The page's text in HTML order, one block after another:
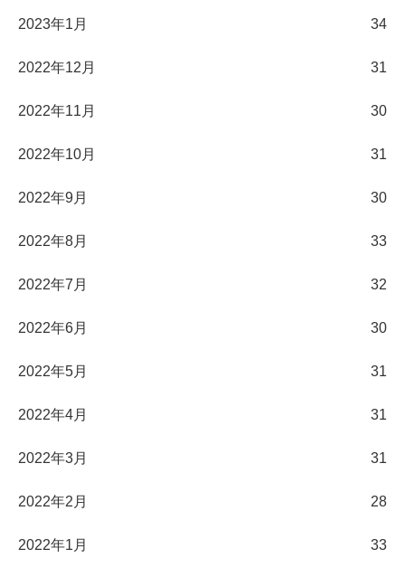
2023年1月 34
2022年12月 31
2022年11月 30
2022年10月 31
2022年9月 30
2022年8月 33
2022年7月 32
2022年6月 30
2022年5月 31
2022年4月 31
2022年3月 31
2022年2月 28
2022年1月 33